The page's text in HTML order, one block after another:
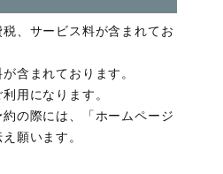
、サービス料が含まれてお
含まれております。
用になります。
の際には、「ホームページ
願います。